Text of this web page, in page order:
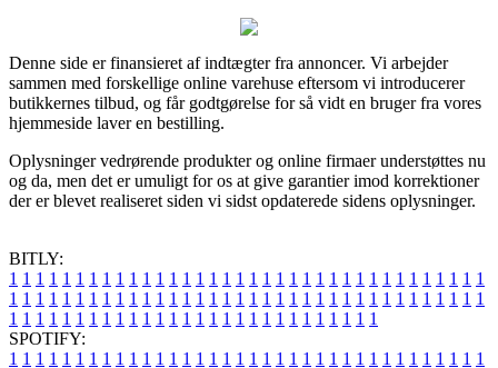
Denne side er finansieret af indtægter fra annoncer. Vi arbejder
sammen med forskellige online varehuse eftersom vi introducerer
butikkernes tilbud, og får godtgørelse for så vidt en bruger fra vores
hjemmeside laver en bestilling.
Oplysninger vedrørende produkter og online firmaer understøttes nu
og da, men det er umuligt for os at give garantier imod korrektioner
der er blevet realiseret siden vi sidst opdaterede sidens oplysninger.
BITLY:
1 1 1 1 1 1 1 1 1 1 1 1 1 1 1 1 1 1 1 1 1 1 1 1 1 1 1 1 1 1 1 1 1 1 1 1
1 1 1 1 1 1 1 1 1 1 1 1 1 1 1 1 1 1 1 1 1 1 1 1 1 1 1 1 1 1 1 1 1 1 1 1
1 1 1 1 1 1 1 1 1 1 1 1 1 1 1 1 1 1 1 1 1 1 1 1 1 1 1 1
SPOTIFY:
1 1 1 1 1 1 1 1 1 1 1 1 1 1 1 1 1 1 1 1 1 1 1 1 1 1 1 1 1 1 1 1 1 1 1 1